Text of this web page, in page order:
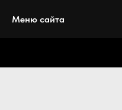
Меню сайта